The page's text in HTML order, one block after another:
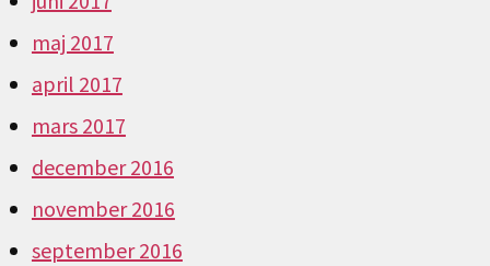
maj 2017
april 2017
mars 2017
december 2016
november 2016
september 2016